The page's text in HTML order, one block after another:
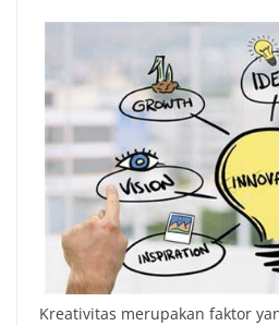
Kreativitas merupakan faktor